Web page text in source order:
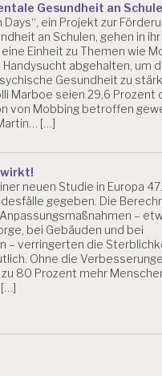
Gesundheit an
Days“, ein Projekt zur
an Schulen, gehen in
Einheit zu Themen wie
abgehalten, um
Gesundheit zu
Marboe seien 29,6 Prozent
von Mobbing betroffen
[…]
neuen Studie in Europa
gegeben. Die
–
bei Gebäuden und bei
– verringerten die
Ohne die
80 Prozent mehr